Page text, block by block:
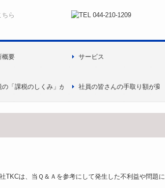
概要 サービス
の「課税のしくみ」が変わる！社員の皆さんの手取り額が変
は、当Ｑ＆Ａを参考にして発生した不利益や問題